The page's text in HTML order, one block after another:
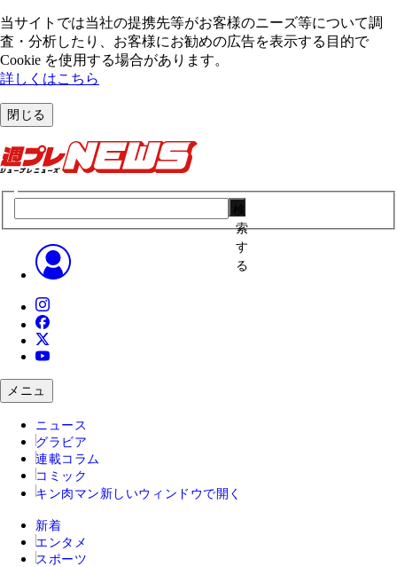
当サイトでは当社の提携先等がお客様のニーズ等について調
査・分析したり、お客様にお勧めの広告を表⽰する⽬的で
Cookie を使⽤する場合があります。
詳しくはこちら
閉じる
索
す
る
メニュ
ニュース
グラビア
連載コラム
コミック
キン肉マン 新しいウィンドウで開く
新着
エンタメ
スポーツ